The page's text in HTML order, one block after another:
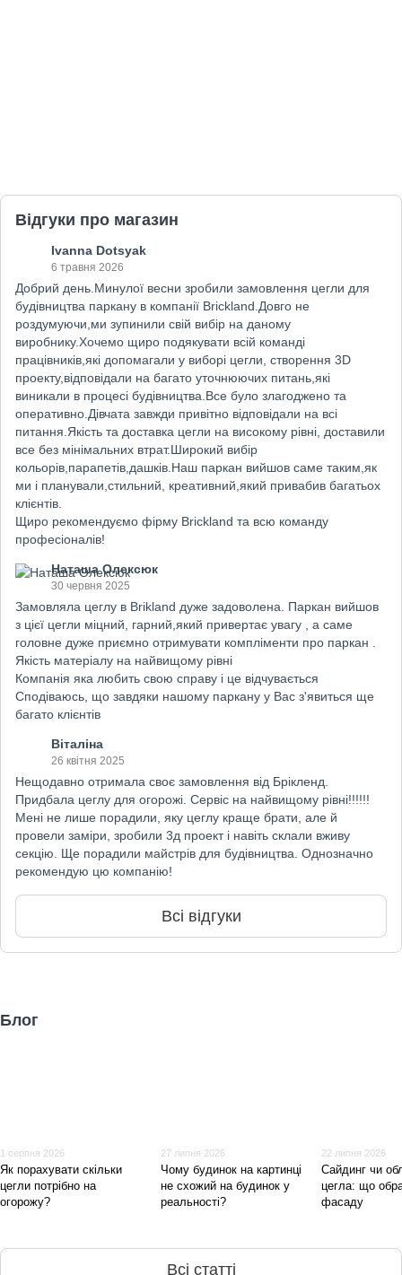
Відгуки про магазин
Ivanna Dotsyak
6 травня 2026
Добрий день.Минулої весни зробили замовлення цегли для
будівництва паркану в компанії Brickland.Довго не
роздумуючи,ми зупинили свій вибір на даному
виробнику.Хочемо щиро подякувати всій команді
працівників,які допомагали у виборі цегли, створення 3D
проекту,відповідали на багато уточнюючих питань,які
виникали в процесі будівництва.Все було злагоджено та
оперативно.Дівчата завжди привітно відповідали на всі
питання.Якість та доставка цегли на високому рівні, доставили
все без мінімальних втрат.Широкий вибір
кольорів,парапетів,дашків.Наш паркан вийшов саме таким,як
ми і планували,стильний, креативний,який привабив багатьох
клієнтів.
Щиро рекомендуємо фірму Brickland та всю команду
професіоналів!
Наташа Олексюк
30 червня 2025
Замовляла цеглу в Brikland дуже задоволена. Паркан вийшов
з цієї цегли міцний, гарний,який привертає увагу , а саме
головне дуже приємно отримувати компліменти про паркан .
Якість матеріалу на найвищому рівні
Компанія яка любить свою справу і це відчувається
Сподіваюсь, що завдяки нашому паркану у Вас з'явиться ще
багато клієнтів
Віталіна
26 квітня 2025
Нещодавно отримала своє замовлення від Брікленд.
Придбала цеглу для огорожі. Сервіс на найвищому рівні!!!!!!
Мені не лише порадили, яку цеглу краще брати, але й
провели заміри, зробили 3д проект і навіть склали вживу
секцію. Ще порадили майстрів для будівництва. Однозначно
рекомендую цю компанію!
Всі відгуки
Блог
1 серпня 2026
Як порахувати скільки
цегли потрібно на
огорожу?
27 липня 2026
Чому будинок на картинці
не схожий на будинок у
реальності?
22 липня 2026
Сайдинг чи
цегла: що
фасаду
Всі статті